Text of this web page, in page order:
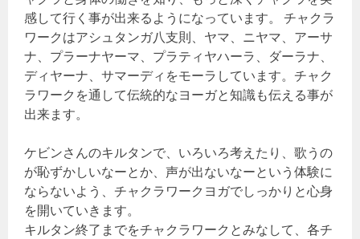
感して行く事が出来るようになっています。 チャクラ
ワークはアシュタンガ八支則、ヤマ、ニヤマ、アーサ
ナ、プラーナヤーマ、プラティヤハーラ、ダーラナ、
ディヤーナ、サマーディをモーラしています。チャク
ラワークを通して伝統的なヨーガと知識も伝える事が
出来ます。
ケビンさんのキルタンで、いろいろ考えたり、歌うの
が恥ずかしいなーとか、声が出ないなーという体験に
ならないよう、チャクラワークヨガでしっかりと心身
を開いていきます。
キルタン終了までをチャクラワークとみなして、各チ